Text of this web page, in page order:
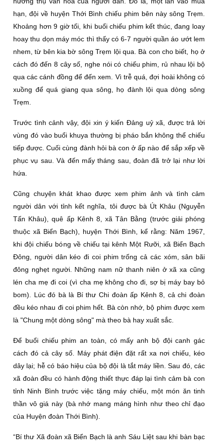
hạn, đội về huyện Thới Bình chiếu phim bên này sông Trẹm.
Khoảng hơn 9 giờ tối, khi buổi chiếu phim kết thúc, đang loay
hoay thu dọn máy móc thì thấy có 6-7 người quần áo ướt lem
nhem, từ bên kia bờ sông Trẹm lội qua. Bà con cho biết, họ ở
cách đó đến 8 cây số, nghe nói có chiếu phim, rủ nhau lội bộ
qua các cánh đồng để đến xem. Vì trễ quá, đợi hoài không có
xuồng để quá giang qua sông, họ đành lội qua dòng sông
Trẹm.
Trước tình cảnh vậy, đội xin ý kiến Đảng uỷ xã, được trả lời
vùng đó vào buổi khuya thường bị pháo bắn không thể chiếu
tiếp được. Cuối cùng đành hỏi bà con ở ấp nào để sắp xếp về
phục vụ sau. Và đến mấy tháng sau, đoàn đã trở lại như lời
hứa.
Cũng chuyện khát khao được xem phim ảnh và tình cảm
người dân với tỉnh kết nghĩa, tôi được bà Út Khâu (Nguyễn
Tấn Khâu), quê ấp Kênh 8, xã Tân Bằng (trước giải phóng
thuộc xã Biển Bạch), huyện Thới Bình, kể rằng: Năm 1967,
khi đội chiếu bóng về chiếu tại kênh Một Rưỡi, xã Biển Bạch
Đông, người dân kéo đi coi phim trống cả các xóm, sân bãi
đông nghẹt người. Những nam nữ thanh niên ở xã xa cũng
lén cha mẹ đi coi (vì cha mẹ không cho đi, sợ bị máy bay bỏ
bom). Lúc đó bà là Bí thư Chi đoàn ấp Kênh 8, cả chi đoàn
đều kéo nhau đi coi phim hết. Bà còn nhớ, bộ phim được xem
là "Chung một dòng sông" mà theo bà hay xuất sắc.
Để buổi chiếu phim an toàn, có mấy anh bộ đội canh gác
cách đó cả cây số. Máy phát điện đặt rất xa nơi chiếu, kéo
dây lại; hễ có báo hiệu của bộ đội là tắt máy liền. Sau đó, các
xã đoàn đều có hành động thiết thực đáp lại tình cảm bà con
tỉnh Ninh Bình trước việc tặng máy chiếu, một món ăn tinh
thần vô giá này (bà nhớ mang máng hình như theo chỉ đạo
của Huyện đoàn Thới Bình).
“Bí thư Xã đoàn xã Biển Bạch là anh Sáu Liệt sau khi bàn bạc